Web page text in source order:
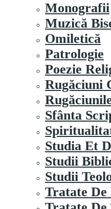
Monografii
Muzică
Omiletică
Patrologie
Poezie
Rugăciuni
Sfânta
Studia Et
Studii
Studii
Tratate De